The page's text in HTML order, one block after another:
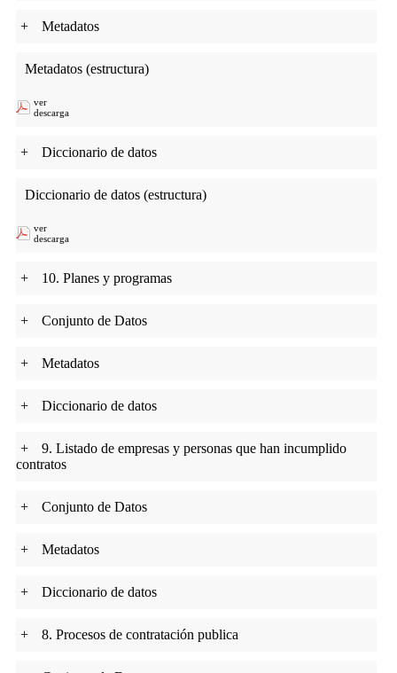
+ Metadatos
Metadatos (estructura)
ver
descarga
+ Diccionario de datos
Diccionario de datos (estructura)
ver
descarga
+ 10. Planes y programas
+ Conjunto de Datos
+ Metadatos
+ Diccionario de datos
+
9. Listado de empresas y personas que han incumplido
contratos
+ Conjunto de Datos
+ Metadatos
+ Diccionario de datos
+ 8. Procesos de contratación publica